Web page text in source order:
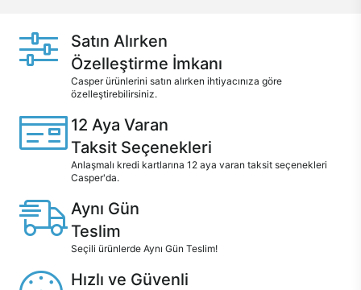
Satın Alırken
Özelleştirme İmkanı
Casper ürünlerini satın alırken ihtiyacınıza göre
özelleştirebilirsiniz.
12 Aya Varan
Taksit Seçenekleri
Anlaşmalı kredi kartlarına 12 aya varan taksit seçenekleri
Casper'da.
Aynı Gün
Teslim
Seçili ürünlerde Aynı Gün Teslim!
Hızlı ve Güvenli